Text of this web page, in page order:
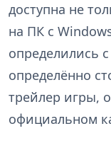
доступна не
на ПК с
определились
определённо
трейлер игры,
официальном